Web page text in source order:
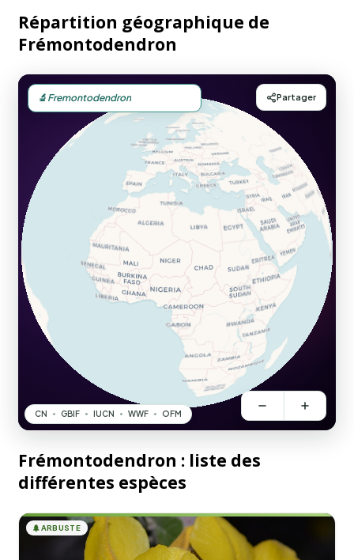
Répartition géographique de
Frémontodendron
Frémontodendron : liste des
différentes espèces
🌲ARBUSTE